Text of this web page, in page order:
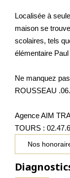
Localisée à
maison se
scolaires, tels
élémentaire Paul
Ne manquez
ROUSSEAU
Agence AIM
TOURS :
Nos